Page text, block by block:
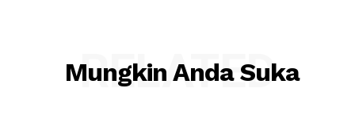
Mungkin Anda Suka
RELATED